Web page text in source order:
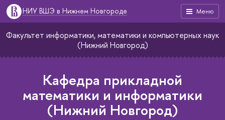
Меню
НИУ ВШЭ в Нижнем Новгороде
Факультет информатики, математики и компьютерных наук
(Нижний Новгород)
Кафедра прикладной
математики и информатики
(Нижний Новгород)